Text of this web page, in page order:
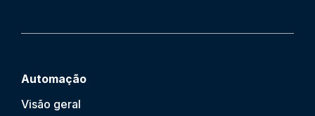
Automação
Visão geral